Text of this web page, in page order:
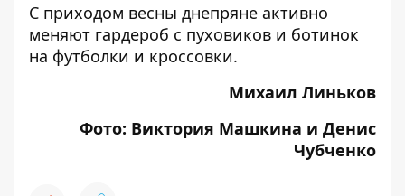
С приходом весны днепряне активно
меняют гардероб с пуховиков и ботинок
на футболки и кроссовки.
Михаил Линьков
Фото: Виктория Машкина и Денис
Чубченко